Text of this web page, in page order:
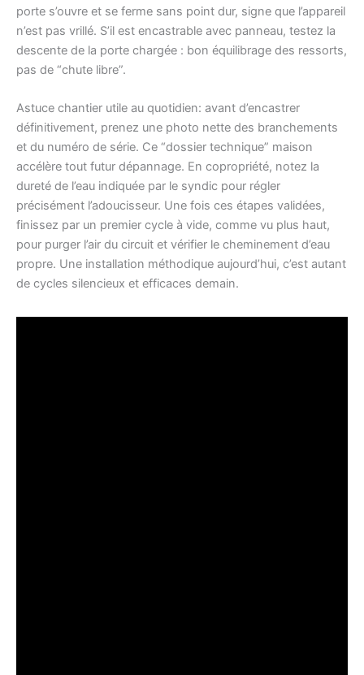
porte s’ouvre et se ferme sans point dur, signe que l’appareil
n’est pas vrillé. S’il est encastrable avec panneau, testez la
descente de la porte chargée : bon équilibrage des ressorts,
pas de “chute libre”.
Astuce chantier utile au quotidien: avant d’encastrer
définitivement, prenez une photo nette des branchements
et du numéro de série. Ce “dossier technique” maison
accélère tout futur dépannage. En copropriété, notez la
dureté de l’eau indiquée par le syndic pour régler
précisément l’adoucisseur. Une fois ces étapes validées,
finissez par un premier cycle à vide, comme vu plus haut,
pour purger l’air du circuit et vérifier le cheminement d’eau
propre. Une installation méthodique aujourd’hui, c’est autant
de cycles silencieux et efficaces demain.